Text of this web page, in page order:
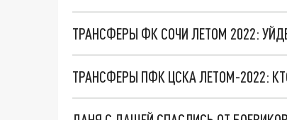
ТРАНСФЕРЫ ФК СОЧИ ЛЕТОМ 2022:
ТРАНСФЕРЫ ПФК ЦСКА ЛЕТОМ-2022: